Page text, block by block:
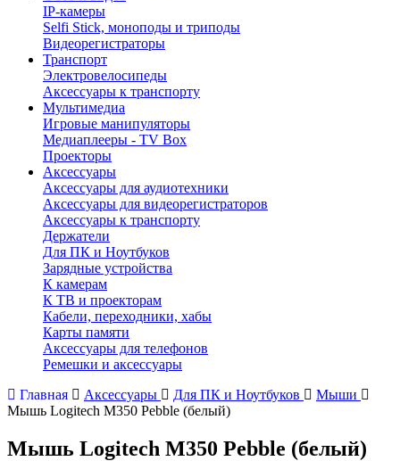
IP-камеры
Selfi Stick, моноподы и триподы
Видеорегистраторы
Транспорт
Электровелосипеды
Аксессуары к транспорту
Мультимедиа
Игровые манипуляторы
Медиаплееры - TV Box
Проекторы
Аксессуары
Аксессуары для аудиотехники
Аксессуары для видеорегистраторов
Аксессуары к транспорту
Держатели
Для ПК и Ноутбуков
Зарядные устройства
К камерам
К ТВ и проекторам
Кабели, переходники, хабы
Карты памяти
Аксессуары для телефонов
Ремешки и аксессуары
Главная
Аксессуары Для ПК и Ноутбуков
Мыши
Мышь Logitech M350 Pebble (белый)
Мышь Logitech M350 Pebble (белый)